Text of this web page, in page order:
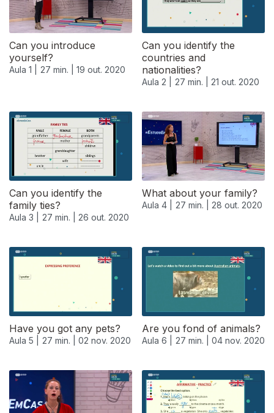
Can you introduce
yourself?
Aula 1 | 27 min. | 19 out. 2020
Can you identify the
countries and
nationalities?
Aula 2 | 27 min. | 21 out. 2020
Can you identify the
family ties?
Aula 3 | 27 min. | 26 out. 2020
What about your family?
Aula 4 | 27 min. | 28 out. 2020
Have you got any pets?
Aula 5 | 27 min. | 02 nov. 2020
Are you fond of animals?
Aula 6 | 27 min. | 04 nov. 2020